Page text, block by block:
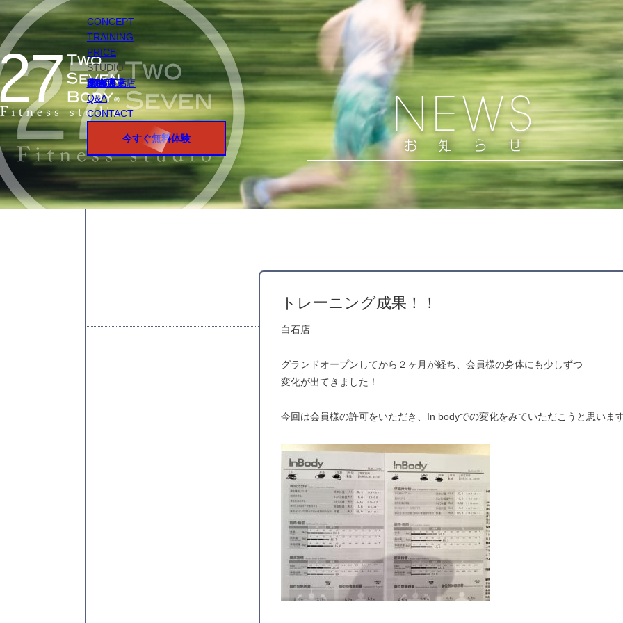
CONCEPT
TRAINING
PRICE
STUDIO
円山店
白石店
桑園店
北18条店
宮の沢店
環状通東店
STAFF
Q&A
CONTACT
今すぐ無料体験
トレーニング成果！！
白石店
グランドオープンしてから２ヶ月が経ち、会員様の身体にも少しずつ
変化が出てきました！
今回は会員様の許可をいただき、In bodyでの変化をみていただこうと思いま